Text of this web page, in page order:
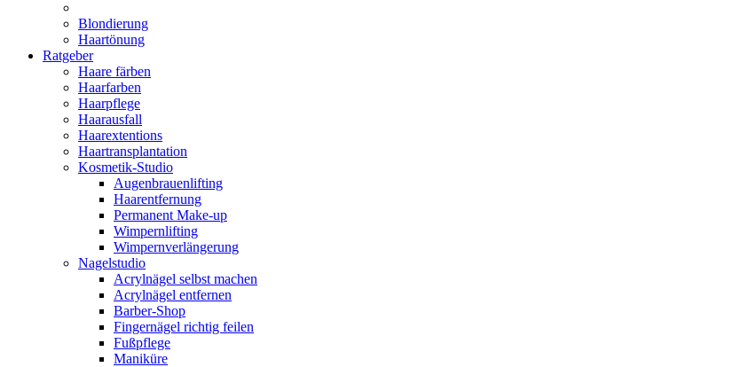
Blondierung
Haartönung
Ratgeber
Haare färben
Haarfarben
Haarpflege
Haarausfall
Haarextentions
Haartransplantation
Kosmetik-Studio
Augenbrauenlifting
Haarentfernung
Permanent Make-up
Wimpernlifting
Wimpernverlängerung
Nagelstudio
Acrylnägel selbst machen
Acrylnägel entfernen
Barber-Shop
Fingernägel richtig feilen
Fußpflege
Maniküre